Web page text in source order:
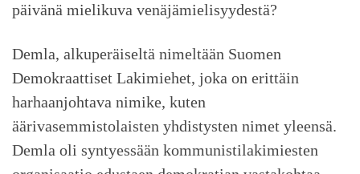
päivänä mielikuva venäjämielisyydestä?
Demla, alkuperäiseltä nimeltään Suomen
Demokraattiset Lakimiehet, joka on erittäin
harhaanjohtava nimike, kuten
äärivasemmistolaisten yhdistysten nimet yleensä.
Demla oli syntyessään kommunistilakimiesten